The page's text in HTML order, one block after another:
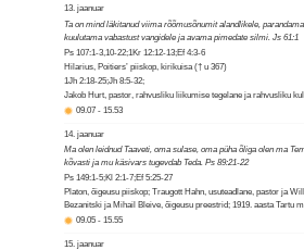
13. jaanuar
Ta on mind läkitanud viima rõõmusõnumit alandlikele,
kuulutama vabastust vangidele ja avama pimedate silmi. Js 61:1
Ps 107:1-3,10-22;1Kr 12:12-13;Ef 4:3-6
Hilarius, Poitiers’ piiskop, kirikuisa († u 367)
1Jh 2:18-25;Jh 8:5-32;
Jakob Hurt, pastor, rahvusliku liikumise tegelane ja rahvusliku
09.07 - 15.53
14. jaanuar
Ma olen leidnud Taaveti, oma sulase, oma püha õliga olen ma
kõvasti ja mu käsivars tugevdab Teda. Ps 89:21-22
Ps 149:1-5;Kl 2:1-7;Ef 5:25-27
Platon, õigeusu piiskop; Traugott Hahn, usuteadlane, pastor ja
Bezanitski ja Mihail Bleive, õigeusu preestrid; 1919. aasta Tartu
09.05 - 15.55
15. jaanuar